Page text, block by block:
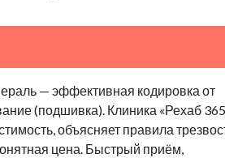
— эффективная кодировка от
(подшивка). Клиника «Рехаб
объясняет правила
цена. Быстрый приём,